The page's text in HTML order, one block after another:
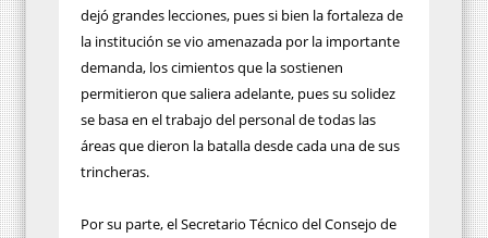
dejó grandes lecciones, pues si bien la fortaleza de
la institución se vio amenazada por la importante
demanda, los cimientos que la sostienen
permitieron que saliera adelante, pues su solidez
se basa en el trabajo del personal de todas las
áreas que dieron la batalla desde cada una de sus
trincheras.
Por su parte, el Secretario Técnico del Consejo de